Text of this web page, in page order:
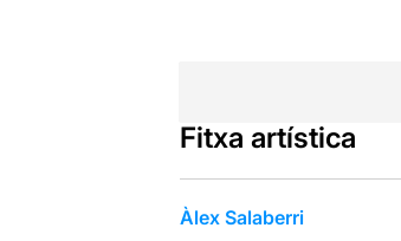
Fitxa artística
Àlex Salaberri